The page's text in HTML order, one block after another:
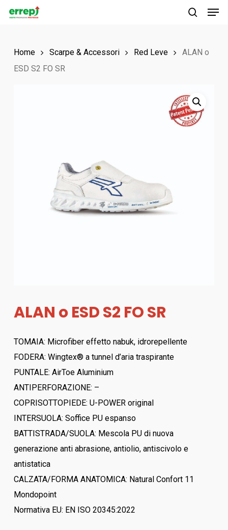
Skip
contentHome Scarpe & Accessori Red Leve
ALAN o
ESD S2 FO SR
ALAN o ESD S2 FO SR
TOMAIA: Microfiber effetto nabuk, idrorepellente
FODERA: Wingtex® a tunnel d’aria traspirante
PUNTALE: AirToe Aluminium
ANTIPERFORAZIONE: –
COPRISOTTOPIEDE: U-POWER original
INTERSUOLA: Soffice PU espanso
BATTISTRADA/SUOLA: Mescola PU di nuova
generazione anti abrasione, antiolio, antiscivolo e
antistatica
CALZATA/FORMA ANATOMICA: Natural Confort 11
Mondopoint
Normativa EU: EN ISO 20345:2022